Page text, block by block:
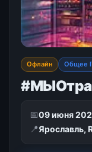
Офлайн Общее
📅09 июня
📍Ярославль,